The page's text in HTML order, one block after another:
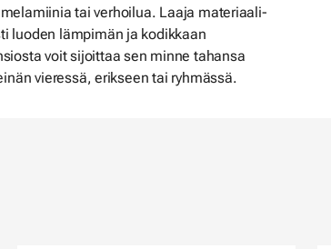
tai verhoilua. Laaja materiaali-
luoden lämpimän ja kodikkaan
voit sijoittaa sen minne tahansa
vieressä, erikseen tai ryhmässä.